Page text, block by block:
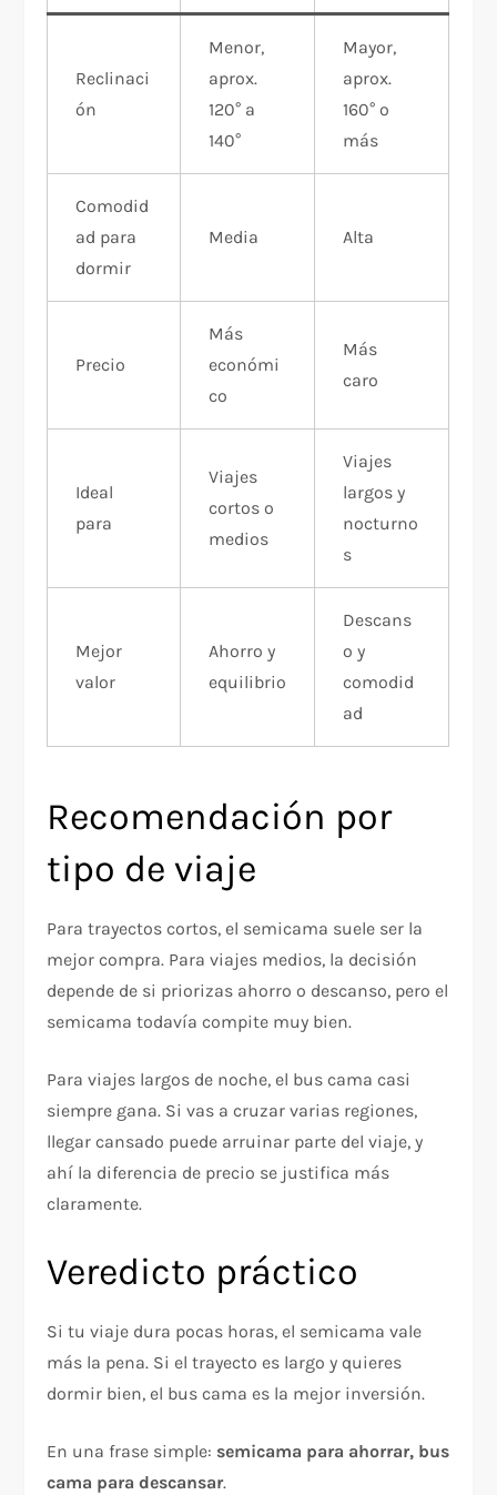
Reclinaci
ón
Menor,
aprox.
120° a
140°
Mayor,
aprox.
160° o
más
Comodid
ad para
dormir
Media Alta
Precio
Más
económi
co
Más
caro
Ideal
para
Viajes
cortos o
medios
Viajes
largos y
nocturno
s
Mejor
valor
Ahorro y
equilibrio
Descans
o y
comodid
ad
Recomendación por
tipo de viaje
Para trayectos cortos, el semicama suele ser la
mejor compra. Para viajes medios, la decisión
depende de si priorizas ahorro o descanso, pero el
semicama todavía compite muy bien.
Para viajes largos de noche, el bus cama casi
siempre gana. Si vas a cruzar varias regiones,
llegar cansado puede arruinar parte del viaje, y
ahí la diferencia de precio se justifica más
claramente.
Veredicto práctico
Si tu viaje dura pocas horas, el semicama vale
más la pena. Si el trayecto es largo y quieres
dormir bien, el bus cama es la mejor inversión.
En una frase simple: semicama para ahorrar, bus
cama para descansar.